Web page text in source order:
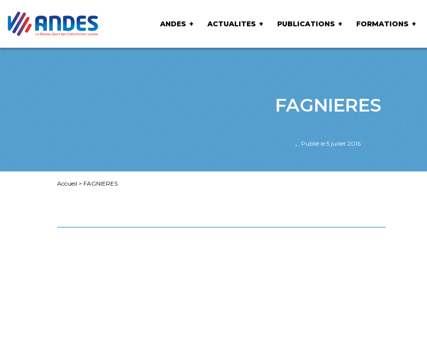
ANDES ACTUALITES PUBLICATIONS FORMATIONS
FAGNIERES
, , Publié le 5 juillet 2016
Accueil > FAGNIERES